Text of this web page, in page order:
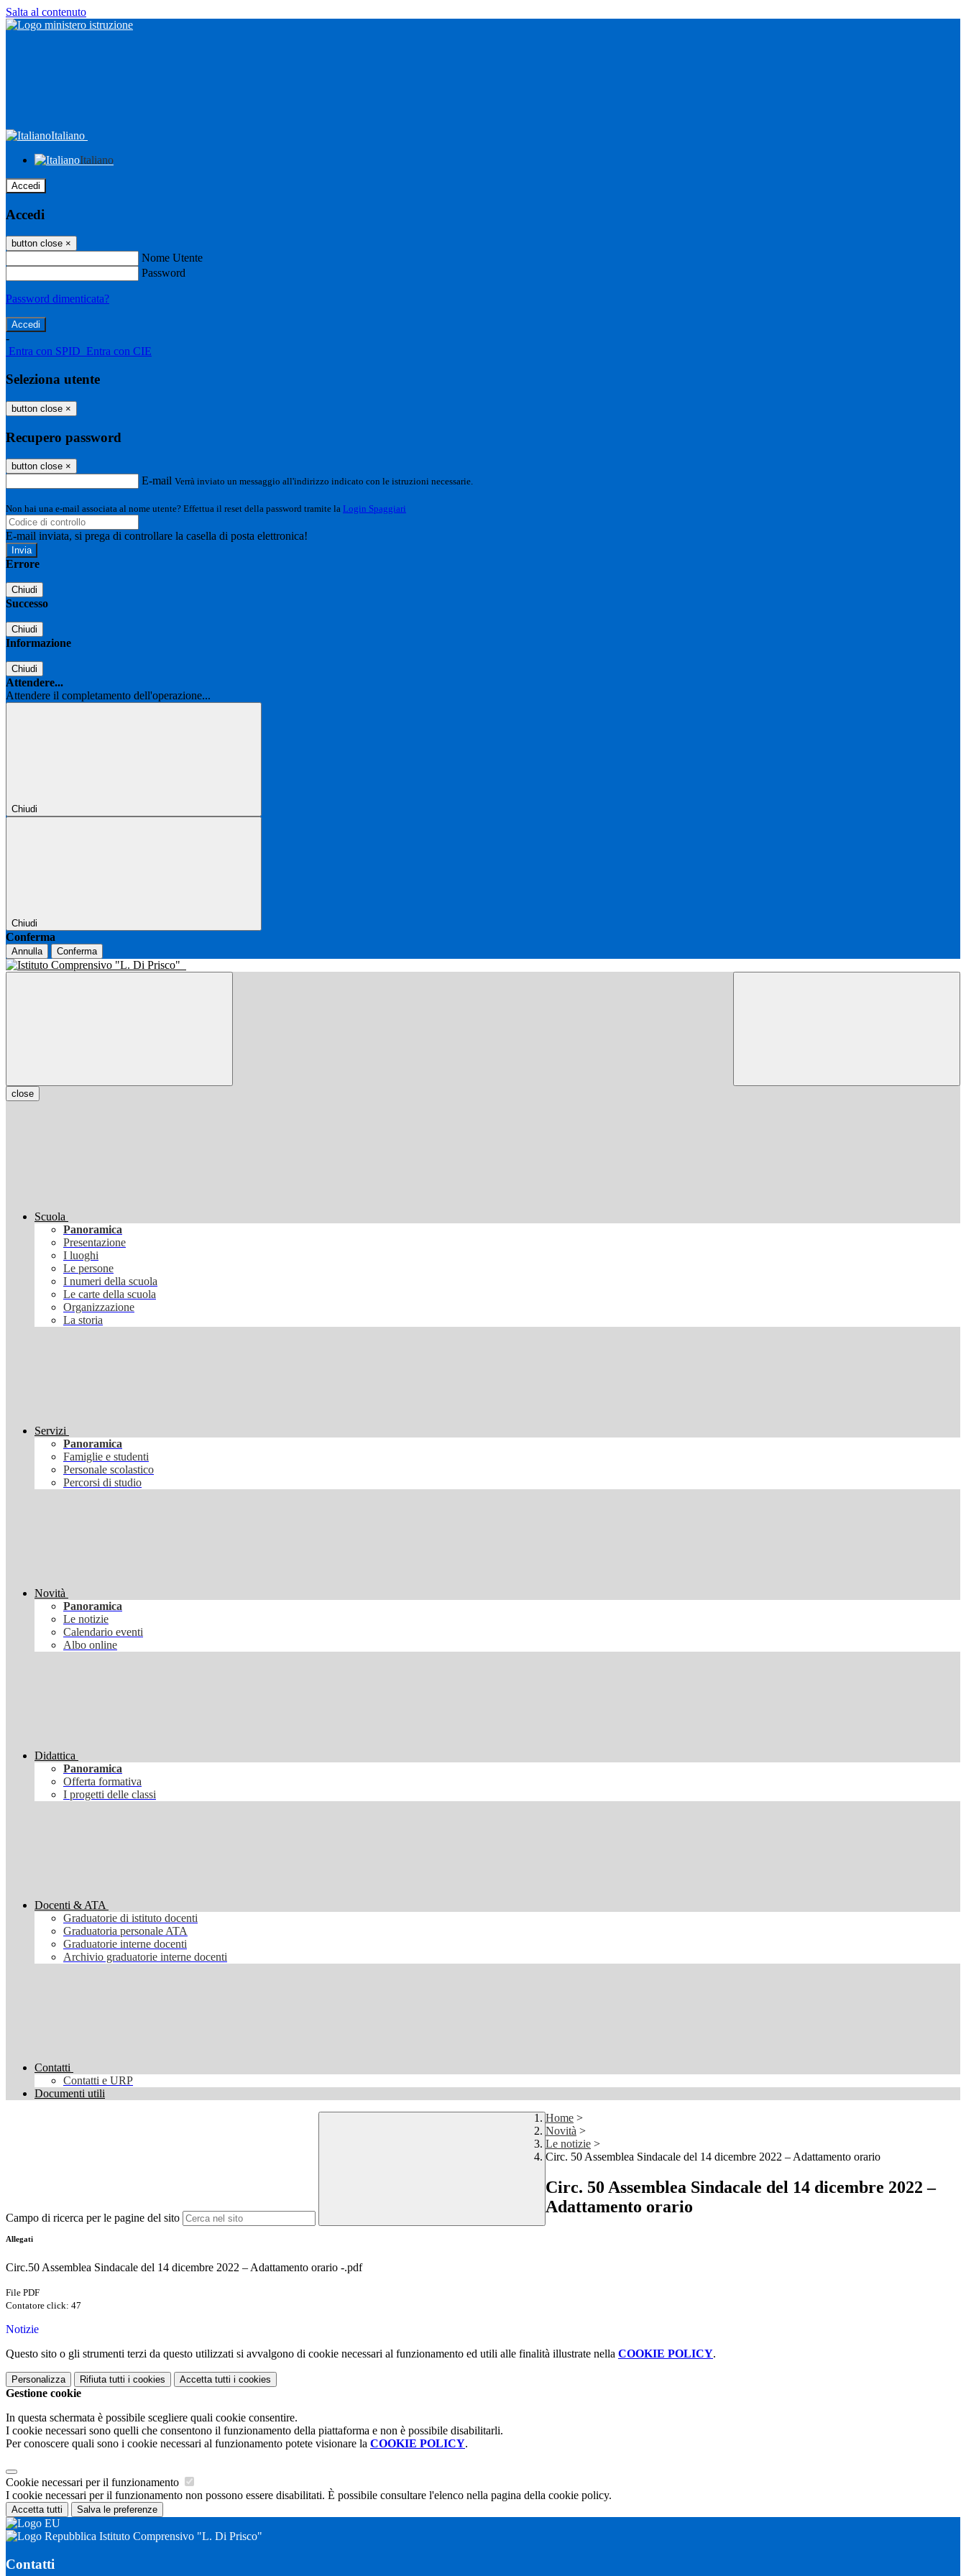
Salta al contenuto
Italiano
Italiano
Accedi
Accedi
button close ×
Nome Utente
Password
Password dimenticata?
-
Entra con SPID Entra con CIE
Seleziona utente
button close ×
Recupero password
button close ×
E-mail Verrà inviato un messaggio all'indirizzo indicato con le istruzioni necessarie.
Non hai una e-mail associata al nome utente? Effettua il reset della password tramite la Login Spaggiari
E-mail inviata, si prega di controllare la casella di posta elettronica!
Errore
Chiudi
Successo
Chiudi
Informazione
Chiudi
Attendere...
Attendere il completamento dell'operazione...
Chiudi
Chiudi
Conferma
Annulla Conferma
close
Scuola
Panoramica
Presentazione
I luoghi
Le persone
I numeri della scuola
Le carte della scuola
Organizzazione
La storia
Servizi
Panoramica
Famiglie e studenti
Personale scolastico
Percorsi di studio
Novità
Panoramica
Le notizie
Calendario eventi
Albo online
Didattica
Panoramica
Offerta formativa
I progetti delle classi
Docenti & ATA
Graduatorie di istituto docenti
Graduatoria personale ATA
Graduatorie interne docenti
Archivio graduatorie interne docenti
Contatti
Contatti e URP
Documenti utili
Campo di ricerca per le pagine del sito
Home >
Novità >
Le notizie >
Circ. 50 Assemblea Sindacale del 14 dicembre 2022 – Adattamento orario
Circ. 50 Assemblea Sindacale del 14 dicembre 2022 –
Adattamento orario
Allegati
Circ.50 Assemblea Sindacale del 14 dicembre 2022 – Adattamento orario -.pdf
File PDF
Contatore click: 47
Notizie
Questo sito o gli strumenti terzi da questo utilizzati si avvalgono di cookie necessari al funzionamento ed utili alle finalità illustrate nella COOKIE POLICY.
Personalizza Rifiuta tutti i cookies Accetta tutti i cookies
Gestione cookie
In questa schermata è possibile scegliere quali cookie consentire.
I cookie necessari sono quelli che consentono il funzionamento della piattaforma e non è possibile disabilitarli.
Per conoscere quali sono i cookie necessari al funzionamento potete visionare la COOKIE POLICY.
Cookie necessari per il funzionamento
I cookie necessari per il funzionamento non possono essere disabilitati. È possibile consultare l'elenco nella pagina della cookie policy.
Accetta tutti Salva le preferenze
Istituto Comprensivo "L. Di Prisco"
Contatti